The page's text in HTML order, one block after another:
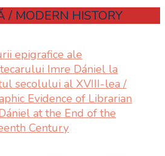
/ MODERN HISTORY
epigrafice ale
Imre Dániel la
secolului al XVIII-lea /
Evidence of Librarian
at the End of the
Century